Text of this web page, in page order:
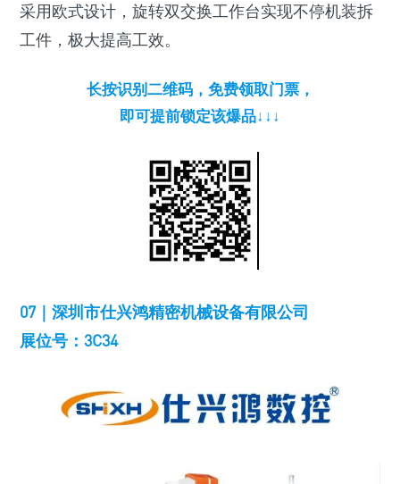
采用欧式设计，旋转双交换工作台实现不停机装拆
工件，极大提高工效。
长按识别二维码，免费领取门票，
即可提前锁定该爆品↓↓↓
07｜深圳市仕兴鸿精密机械设备有限公司
展位号：3C34